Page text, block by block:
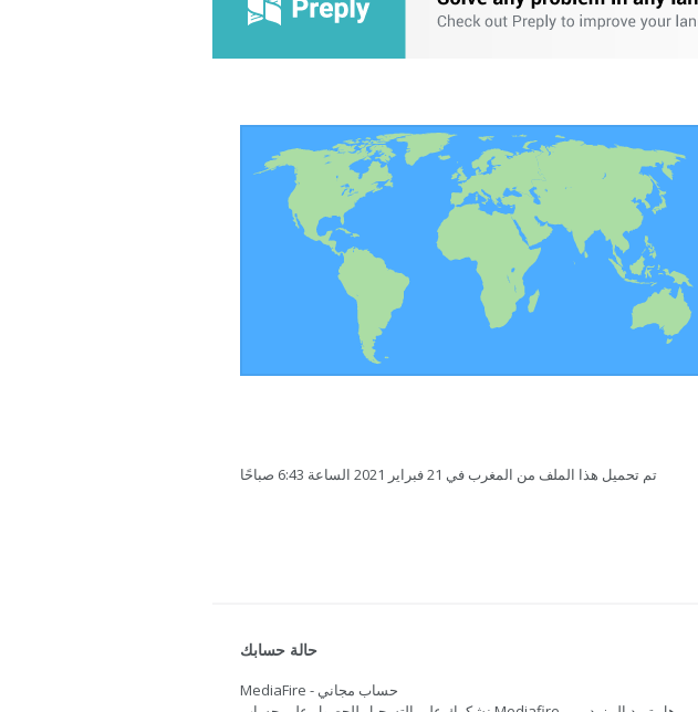
تم تحميل هذا الملف من المغرب في 21 فبراير 2021 الساعة 6:43 صباحًا
حالة حسابك
MediaFire - حساب مجاني